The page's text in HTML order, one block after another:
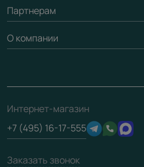
Рейки, баффели, стеллажи
Погонаж
Гарантия
Вопрос-ответ
Отзывы клиентов
Техническая информация
Юридическая информация
Вызов замерщика
Доставка
Партнерам
Дизайнерам / архитекторам
3D-модели
О компании
О фабрике
Сертификаты
Производство
Вакансии
Интернет-магазин
+7 (495) 16-17-555
Заказать звонок